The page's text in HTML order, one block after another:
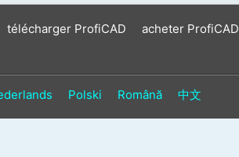
télécharger ProfiCAD acheter ProfiCAD
Polski Română 中文